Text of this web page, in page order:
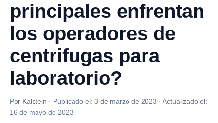
principales enfrentan
los operadores de
centrifugas para
laboratorio?
Por Kalstein · Publicado el: 3 de marzo de 2023 · Actualizado el:
16 de mayo de 2023